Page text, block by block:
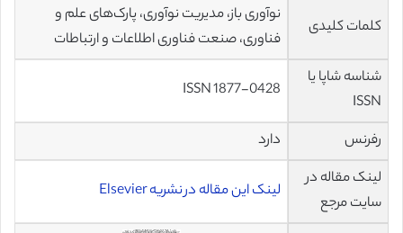
کلمات کلیدی
نوآوری باز، مدیریت نوآوری، پارک‌های علم و
فناوری، صنعت فناوری اطلاعات و ارتباطات
شناسه شاپا یا
ISSN
ISSN 1877-0428
رفرنس
دارد
لینک مقاله در
سایت مرجع
لینک این مقاله در نشریه Elsevier